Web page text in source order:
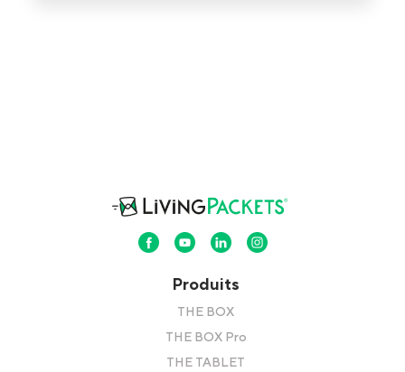
Produits
THE BOX
THE BOX Pro
THE TABLET